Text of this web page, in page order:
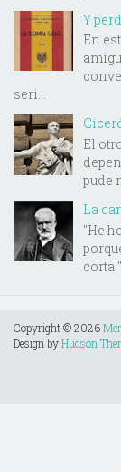
Y
En
seri...
El
pude
La
"He
corta
Copyright ©2026
Design byHudson